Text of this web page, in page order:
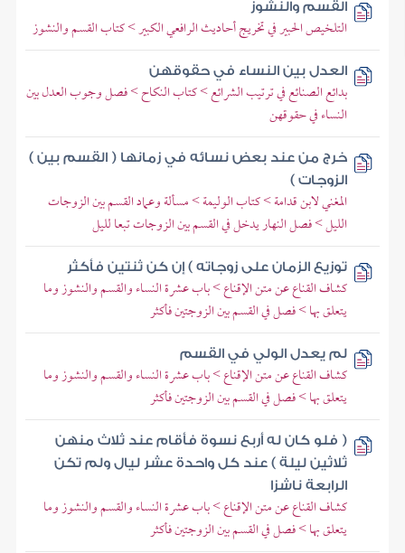
القسم والنشوز
التلخيص الحبير في تخريج أحاديث الرافعي الكبير > كتاب القسم والنشوز
العدل بين النساء في حقوقهن
بدائع الصنائع في ترتيب الشرائع > كتاب النكاح > فصل وجوب العدل بين
النساء في حقوقهن
خرج من عند بعض نسائه في زمانها ( القسم بين )
الزوجات )
المغني لابن قدامة > كتاب الوليمة > مسألة وعماد القسم بين الزوجات
الليل > فصل النهار يدخل في القسم بين الزوجات تبعا لليل
توزيع الزمان على زوجاته ) إن كن ثنتين فأكثر
كشاف القناع عن متن الإقناع > باب عشرة النساء والقسم والنشوز وما
يتعلق بها > فصل في القسم بين الزوجتين فأكثر
لم يعدل الولي في القسم
كشاف القناع عن متن الإقناع > باب عشرة النساء والقسم والنشوز وما
يتعلق بها > فصل في القسم بين الزوجتين فأكثر
( فلو كان له أربع نسوة فأقام عند ثلاث منهن
ثلاثين ليلة ) عند كل واحدة عشر ليال ولم تكن
الرابعة ناشزا
كشاف القناع عن متن الإقناع > باب عشرة النساء والقسم والنشوز وما
يتعلق بها > فصل في القسم بين الزوجتين فأكثر